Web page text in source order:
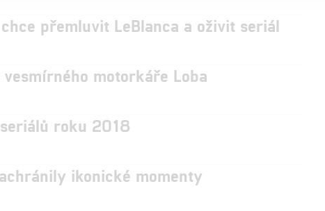
přemluvit LeBlanca a oživit seriál
motorkáře Loba
roku 2018
ikonické momenty